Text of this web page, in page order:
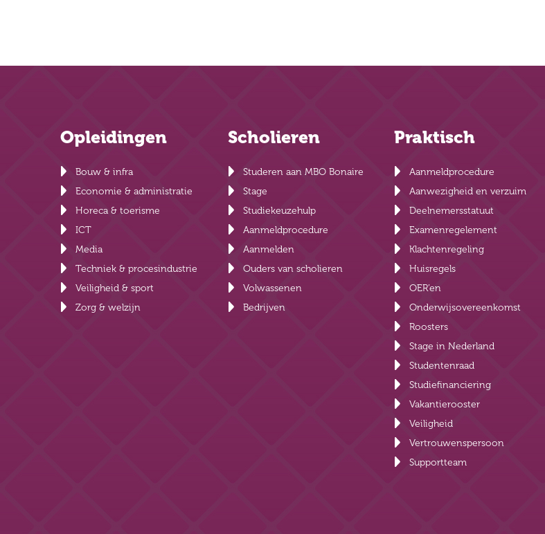
Opleidingen
Bouw & infra
Economie & administratie
Horeca & toerisme
ICT
Media
Techniek & procesindustrie
Veiligheid & sport
Zorg & welzijn
Scholieren
Studeren aan MBO Bonaire
Stage
Studiekeuzehulp
Aanmeldprocedure
Aanmelden
Ouders van scholieren
Volwassenen
Bedrijven
Praktisch
Aanmeldprocedure
Aanwezigheid en verzuim
Deelnemersstatuut
Examenregelement
Klachtenregeling
Huisregels
OER’en
Onderwijsovereenkomst
Roosters
Stage in Nederland
Studentenraad
Studiefinanciering
Vakantierooster
Veiligheid
Vertrouwenspersoon
Supportteam